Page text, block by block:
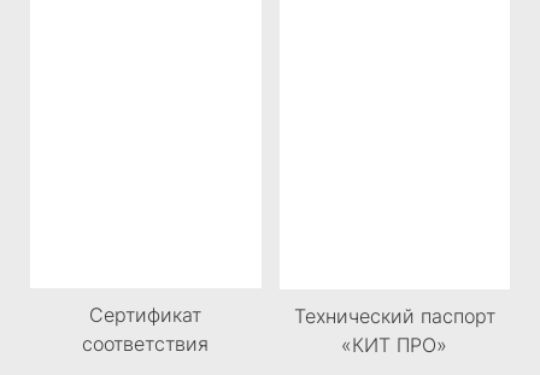
Сертификат
соответствия
Технический паспорт
«КИТ ПРО»